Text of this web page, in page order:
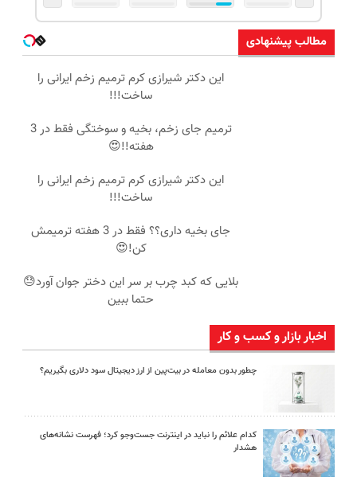
مطالب پیشنهادی
این دکتر شیرازی کرم ترمیم زخم ایرانی را
ساخت!!!
ترمیم جای زخم، بخیه و سوختگی فقط در 3
هفته!!😍
این دکتر شیرازی کرم ترمیم زخم ایرانی را
ساخت!!!
جای بخیه داری؟؟ فقط در 3 هفته ترمیمش
کن!😍
بلایی که کبد چرب بر سر این دختر جوان آورد😓
حتما ببین
اخبار بازار و کسب و کار
چطور بدون معامله در بیت‌پین از ارز دیجیتال سود دلاری بگیریم؟
کدام علائم را نباید در اینترنت جست‌وجو کرد؛ فهرست نشانه‌های
هشدار